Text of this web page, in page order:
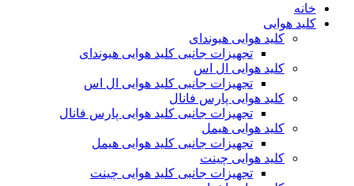
خانه
کلید هوایی
کلید هوایی هیوندای
تجهیزات جانبی کلید هوایی هیوندای
کلید هوایی ال اس
تجهیزات جانبی کلید هوایی ال اس
کلید هوایی پارس فانال
تجهیزات جانبی کلید هوایی پارس فانال
کلید هوایی هیمل
تجهیزات جانبی کلید هوایی هیمل
کلید هوایی چینت
تجهیزات جانبی کلید هوایی چینت